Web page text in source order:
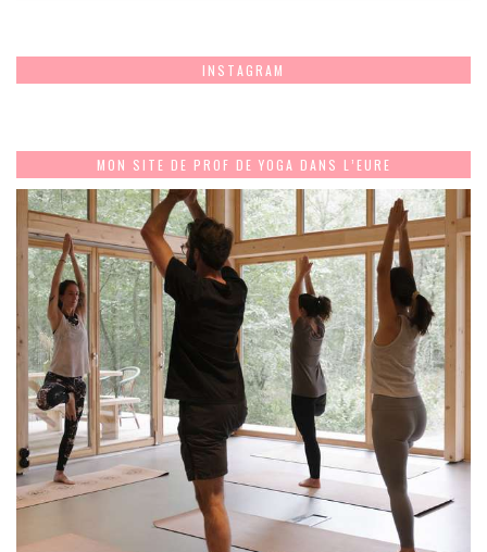
INSTAGRAM
MON SITE DE PROF DE YOGA DANS L’EURE